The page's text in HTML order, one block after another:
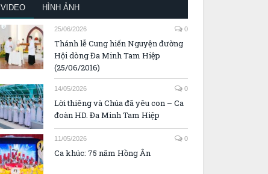
VIDEO HÌNH ẢNH
25/06/2026 0
Thánh lễ Cung hiến Nguyện đường
Hội dòng Đa Minh Tam Hiệp
(25/06/2016)
14/05/2026 0
Lời thiêng và Chúa đã yêu con – Ca
đoàn HD. Đa Minh Tam Hiệp
11/05/2026 0
Ca khúc: 75 năm Hồng Ân